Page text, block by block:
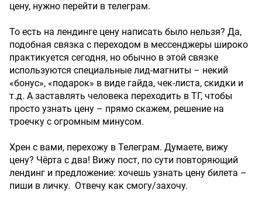
цену, нужно перейти в телеграм.
То есть на лендинге цену написать было нельзя? Да,
подобная связка с переходом в мессенджеры широко
практикуется сегодня, но обычно в этой связке
используются специальные лид-магниты – некий
«бонус», «подарок» в виде гайда, чек-листа, скидки и
т.д. А заставлять человека переходить в ТГ, чтобы
просто узнать цену – прямо скажем, решение на
троечку с огромным минусом.
Хрен с вами, перехожу в Телеграм. Думаете, вижу
цену? Чёрта с два! Вижу пост, по сути повторяющий
лендинг и предложение: хочешь узнать цену билета –
пиши в личку. Отвечу как смогу/захочу.